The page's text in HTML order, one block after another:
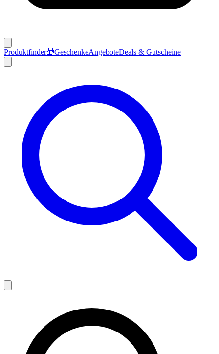
Produktfinder🎁GeschenkeAngeboteDeals & Gutscheine